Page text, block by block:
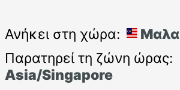
Ανήκει στη χώρα:
Παρατηρεί τη ζώνη ώρας:
Asia/Singapore